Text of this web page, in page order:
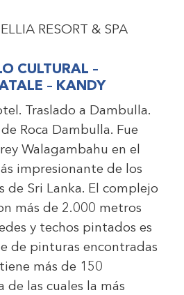
RESORT & SPA
CULTURAL –
– KANDY
Traslado a Dambulla.
Roca Dambulla. Fue
Walagambahu en el
impresionante de los
de Sri Lanka. El complejo
más de 2.000 metros
y techos pintados es
de pinturas encontradas
más de 150
de las cuales la más